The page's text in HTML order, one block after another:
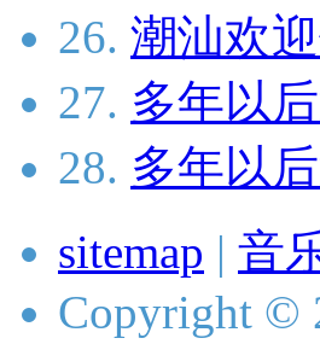
26. 潮汕欢
27. 多年以
28. 多年以
sitemap | 音
Copyright ©